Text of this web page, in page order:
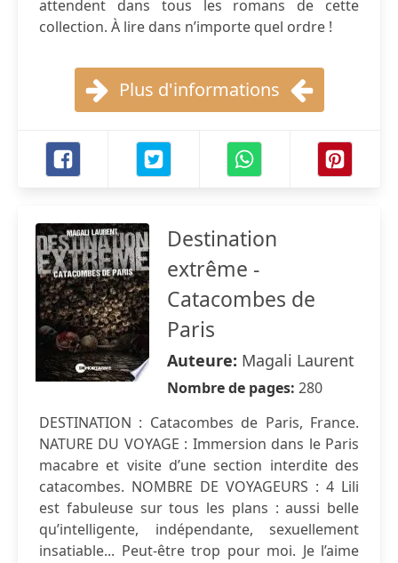
attendent dans tous les romans de cette
collection. À lire dans n’importe quel ordre !
Plus d'informations
Destination
extrême -
Catacombes de
Paris
Auteure: Magali Laurent
Nombre de pages: 280
DESTINATION : Catacombes de Paris, France.
NATURE DU VOYAGE : Immersion dans le Paris
macabre et visite d’une section interdite des
catacombes. NOMBRE DE VOYAGEURS : 4 Lili
est fabuleuse sur tous les plans : aussi belle
qu’intelligente, indépendante, sexuellement
insatiable... Peut-être trop pour moi. Je l’aime